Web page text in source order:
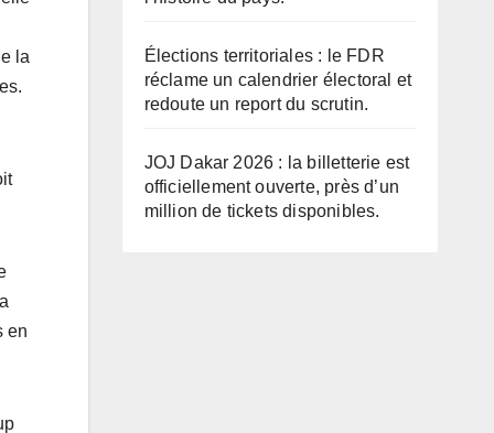
la
en
Élections territoriales : le FDR
réclame un calendrier électoral et
redoute un report du scrutin.
JOJ Dakar 2026 : la billetterie est
officiellement ouverte, près d’un
million de tickets disponibles.